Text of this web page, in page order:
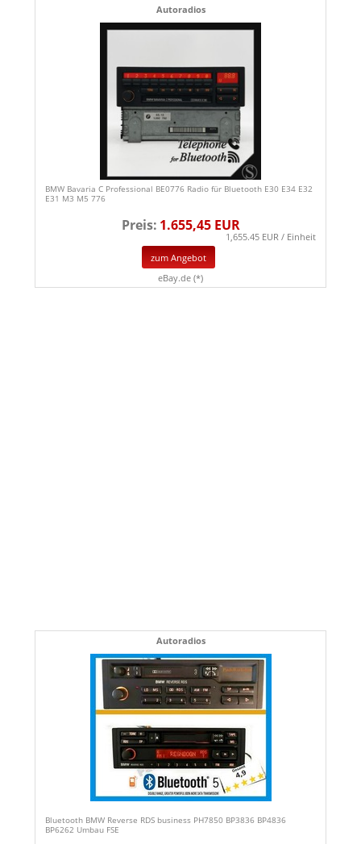
Autoradios
BMW Bavaria C Professional BE0776 Radio für Bluetooth E30 E34 E32
E31 M3 M5 776
Preis: 1.655,45 EUR
1,655.45 EUR / Einheit
zum Angebot
eBay.de (*)
Autoradios
Bluetooth BMW Reverse RDS business PH7850 BP3836 BP4836
BP6262 Umbau FSE